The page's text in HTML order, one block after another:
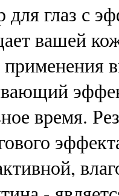
для глаз с
вашей
время.